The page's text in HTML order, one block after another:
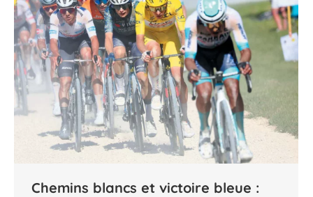
Chemins blancs et victoire bleue :